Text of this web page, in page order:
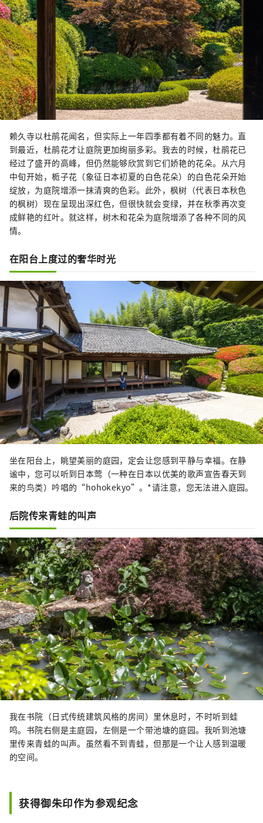
赖久寺以杜鹃花闻名，但实际上一年四季都有着不同的魅力。直
到最近，杜鹃花才让庭院更加绚丽多彩。我去的时候，杜鹃花已
经过了盛开的高峰，但仍然能够欣赏到它们娇艳的花朵。从六月
中旬开始，栀子花（象征日本初夏的白色花朵）的白色花朵开始
绽放，为庭院增添一抹清爽的色彩。此外，枫树（代表日本秋色
的枫树）现在呈现出深红色，但很快就会变绿，并在秋季再次变
成鲜艳的红叶。就这样，树木和花朵为庭院增添了各种不同的风
情。
在阳台上度过的奢华时光
坐在阳台上，眺望美丽的庭园，定会​​让您感到平静与幸福。在静
谧中，您可以听到日本莺（一种在日本以优美的歌声宣告春天到
来的鸟类）吟唱的“hohokekyo”。*请注意，您无法进入庭园。
后院传来青蛙的叫声
我在书院（日式传统建筑风格的房间）里休息时，不时听到蛙
鸣。书院右侧是主庭园，左侧是一个带池塘的庭园。我听到池塘
里传来青蛙的叫声。虽然看不到青蛙，但那是一个让人感到温暖
的空间。
获得御朱印作为参观纪念